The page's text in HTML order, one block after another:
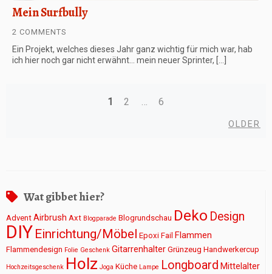
Mein Surfbully
2 COMMENTS
Ein Projekt, welches dieses Jahr ganz wichtig für mich war, hab
ich hier noch gar nicht erwähnt… mein neuer Sprinter, […]
1 2
6
OLDER
Wat gibbet hier?
Advent Airbrush Axt Blogparade Blogrundschau Deko Design
DIY Einrichtung/Möbel Epoxi Fail Flammen
Flammendesign Folie Geschenk Gitarrenhalter Grünzeug Handwerkercup
Hochzeitsgeschenk Holz Joga Küche Lampe Longboard Mittelalter